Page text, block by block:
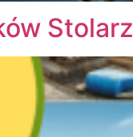
Stolarz